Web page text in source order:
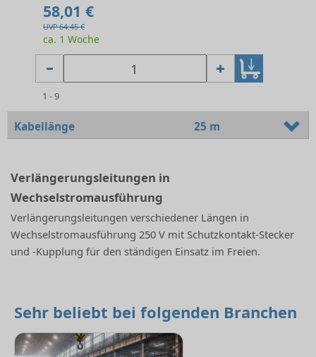
58,01 €
UVP 64.45 €
ca. 1 Woche
1 - 9
Kabellänge 25 m
Verlängerungsleitungen in
Wechselstromausführung
Verlängerungsleitungen verschiedener Längen in
Wechselstromausführung 250 V mit Schutzkontakt-Stecker
und -Kupplung für den ständigen Einsatz im Freien.
Sehr beliebt bei folgenden Branchen